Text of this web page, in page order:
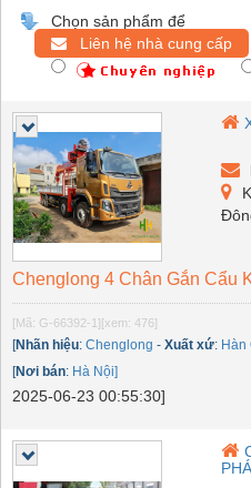
Chọn sản phẩm để
Liên hệ nhà cung cấp
Chenglong 4 Chân Gắn Cẩu
[Mã: G-66392-1] [xem: 476]
[Nhãn hiệu: Chenglong - Xuất xứ: Hàn
[Nơi bán: Hà Nội]
2025-06-23 00:55:30]